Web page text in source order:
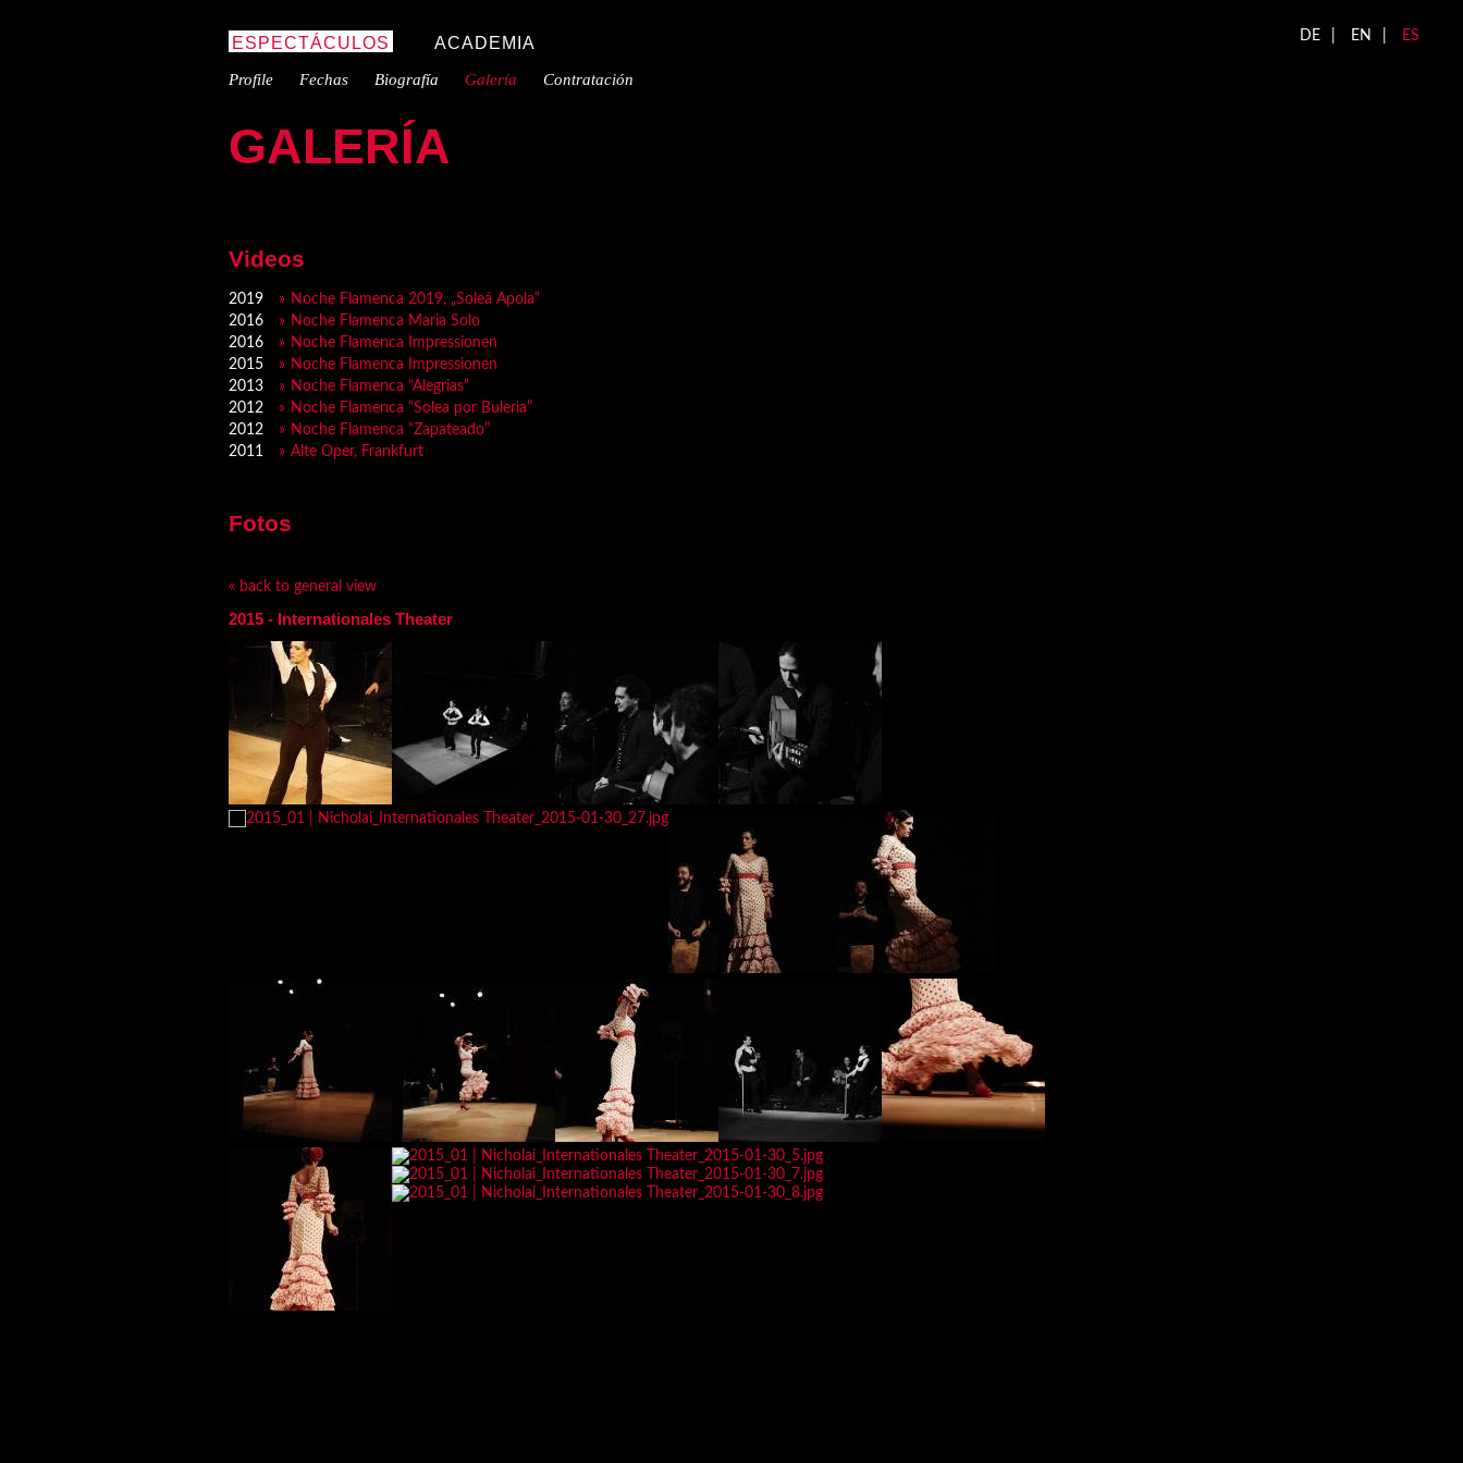
DE EN ES
ESPECTÁCULOS ACADEMIA
Profile Fechas Biografía Galería Contratación
GALERÍA
Videos
2019
Noche Flamenca 2019, „Soleá Apola“
2016
Noche Flamenca Maria Solo
2016
Noche Flamenca Impressionen
2015
Noche Flamenca Impressionen
2013
Noche Flamenca "Alegrias"
2012
Noche Flamenca “Solea por Buleria”
2012
Noche Flamenca “Zapateado”
2011
Alte Oper, Frankfurt
Fotos
« back to general view
2015 - Internationales Theater